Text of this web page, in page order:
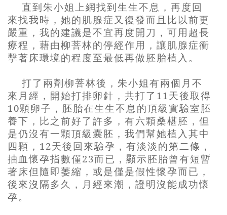
直到朱小姐上網找到生生不息，再度回
來找我時，她的肌腺症又復發而且比以前更
嚴重，我的建議是不宜再度開刀，可用超長
療程，藉由柳菩林的停經作用，讓肌腺症衝
擊著床環境的程度至最低再做胚胎植入。
打了兩劑柳菩林後，朱小姐有兩個月不
來月經，開始打排卵針，共打了 11天後取得
10顆卵子，胚胎在生生不息的頂級實驗室胚
養下，比之前好了許多，有六顆桑椹胚，但
是仍沒有一顆頂級囊胚，我們幫她植入其中
四顆， 12天後回來驗孕，有淡淡的第二條，
抽血懷孕指數僅23而已，顯示胚胎曾有短暫
著床但隨即萎縮，或是僅是假性懷孕而已，
後來沒隔多久，月經來潮，證明沒能成功懷
孕。